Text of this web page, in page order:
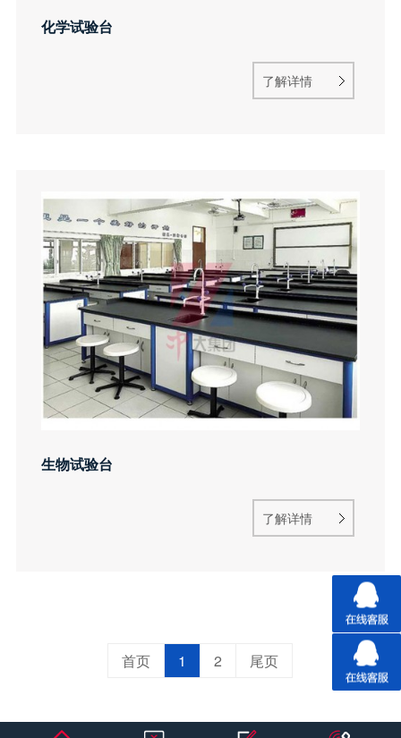
化学试验台
了解详情
生物试验台
了解详情
首页 1 2 尾页